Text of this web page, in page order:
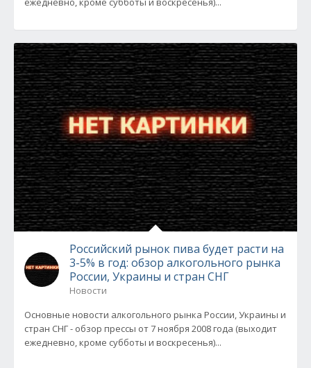
Российский рынок пива будет расти на
3-5% в год: обзор алкогольного рынка
России, Украины и стран СНГ
Новости
Основные новости алкогольного рынка России, Украины и
стран СНГ - обзор прессы от 7 ноября 2008 года (выходит
ежедневно, кроме субботы и воскресенья)...